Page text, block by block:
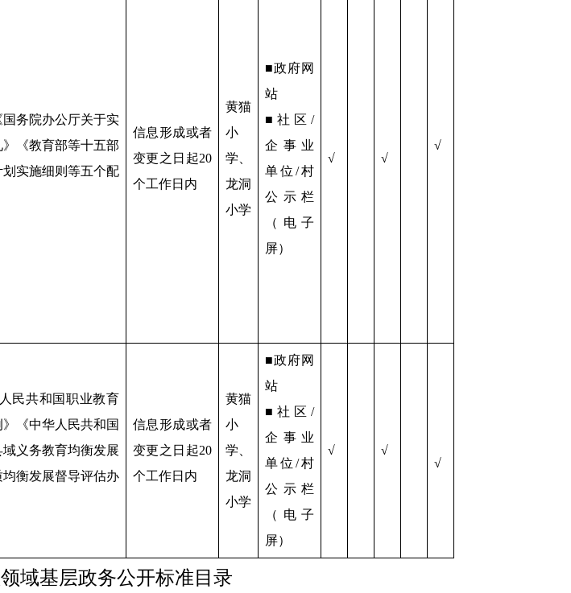
国务院办公厅关于实
《教育部等十五部
实施细则等五个配
信息形成或者
变更之日起20
个工作日内
黄猫
小
学、
龙洞
小学
■政府网
站
■社区/
企事业
单位/村
公示栏
（电子
屏）
√ √
√
民共和国职业教育
《中华人民共和国
义务教育均衡发展
衡发展督导评估办
信息形成或者
变更之日起20
个工作日内
黄猫
小
学、
龙洞
小学
■政府网
站
■社区/
企事业
单位/村
公示栏
（电子
屏）
√
√
√
域基层政务公开标准目录